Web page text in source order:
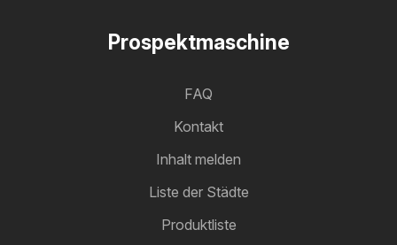
Prospektmaschine
FAQ
Kontakt
Inhalt melden
Liste der Städte
Produktliste